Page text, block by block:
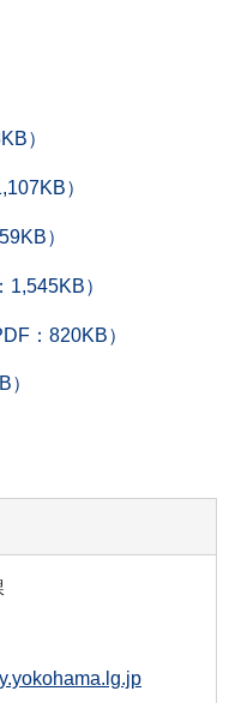
）
）
）
）
：820KB）